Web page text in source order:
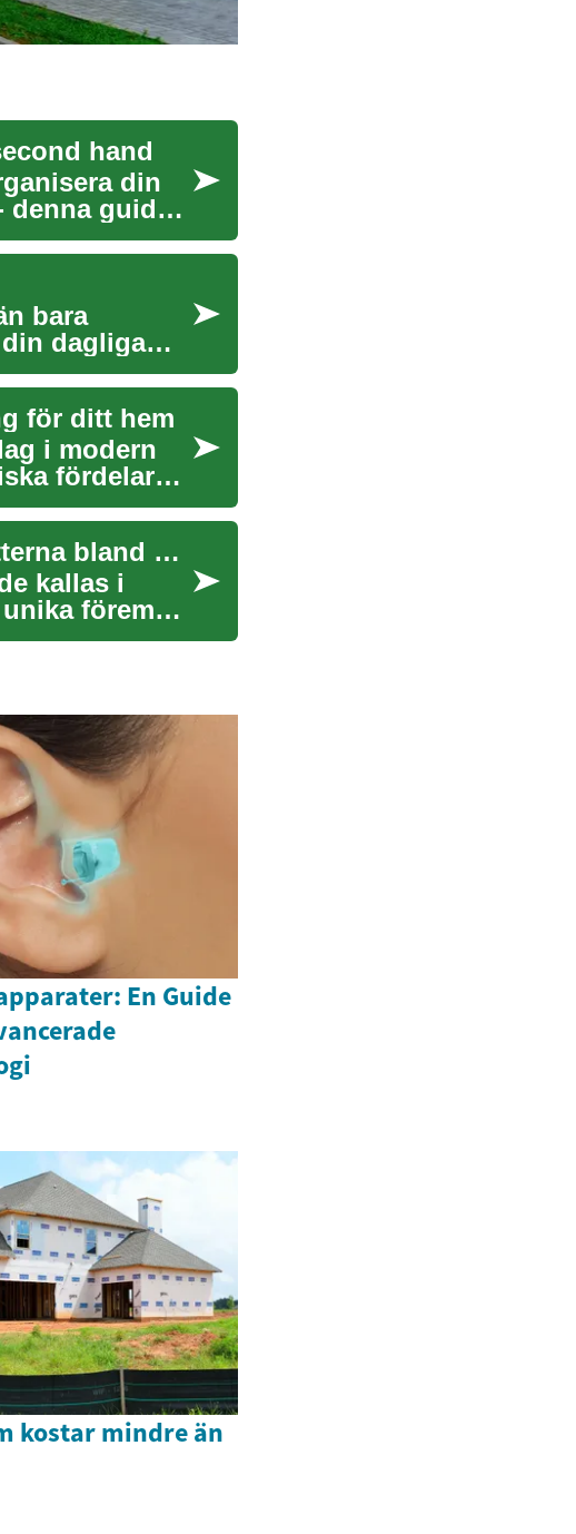
hand
din
denna guide
bara
dagliga
för ditt hem
i modern
fördelar
Loppmarknader: En guide till att hitta skatterna bland andras skräp
kallas i
föremål
En Guide
kostar mindre än